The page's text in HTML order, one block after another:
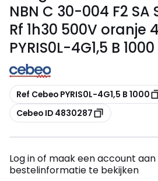
NBN C 30-004 F2 SA
Rf 1h30 500V oranje
PYRIS0L-4G1,5 B 1000
Kopiëren
Ref Cebeo PYRIS0L-4G1,5 B 1000
Kopiëren
Cebeo ID 4830287
Log in of maak een account
bestelinformatie te bekijken